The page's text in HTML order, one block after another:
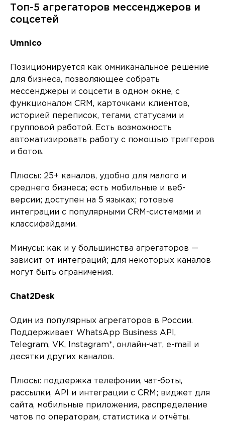
Топ-5 агрегаторов мессенджеров и
соцсетей
Umnico
Позиционируется как омниканальное решение
для бизнеса, позволяющее собрать
мессенджеры и соцсети в одном окне, с
функционалом CRM, карточками клиентов,
историей переписок, тегами, статусами и
групповой работой. Есть возможность
автоматизировать работу с помощью триггеров
и ботов.
Плюсы: 25+ каналов, удобно для малого и
среднего бизнеса; есть мобильные и веб-
версии; доступен на 5 языках; готовые
интеграции с популярными CRM-системами и
классифайдами.
Минусы: как и у большинства агрегаторов —
зависит от интеграций; для некоторых каналов
могут быть ограничения.
Chat2Desk
Один из популярных агрегаторов в России.
Поддерживает WhatsApp Business API,
Telegram, VK, Instagram*, онлайн-чат, e-mail и
десятки других каналов.
Плюсы: поддержка телефонии, чат-боты,
рассылки, API и интеграции с CRM; виджет для
сайта, мобильные приложения, распределение
чатов по операторам, статистика и отчёты.